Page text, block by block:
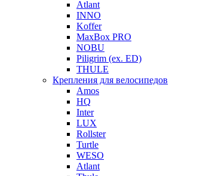
Atlant
INNO
Koffer
MaxBox PRO
NOBU
Piligrim (ex. ED)
THULE
Крепления для велосипедов
Amos
HQ
Inter
LUX
Rollster
Turtle
WESO
Atlant